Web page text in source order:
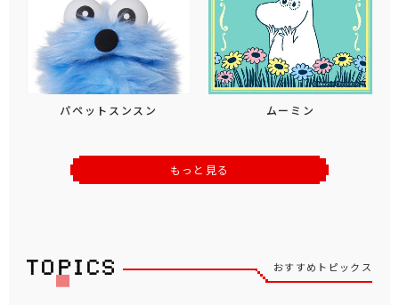
パペットスンスン ムーミン
もっと見る
おすすめトピックス